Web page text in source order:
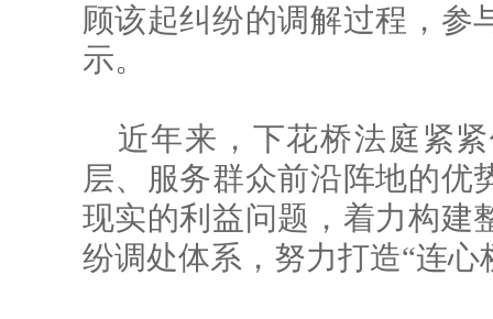
顾该起纠纷的调解过程，参
示。
近年来，下花桥法庭紧
层、服务群众前沿阵地的优
现实的利益问题，着力构建
纷调处体系，努力打造“连心